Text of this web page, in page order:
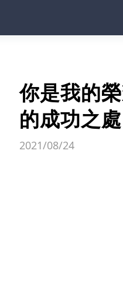
你是我的
的成功之處
2021/08/24